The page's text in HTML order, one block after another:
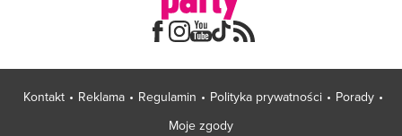
Kontakt Reklama Regulamin Polityka prywatności
Porady
Moje zgody